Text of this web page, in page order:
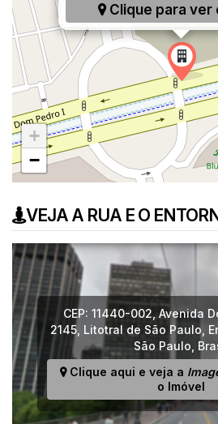
Clique para ver
+
−
VEJA A RUA E O
CEP: 11440-002 ,Avenida
2145, Litotral de São Paulo
São Paulo
Clique aqui e veja a
o Imóvel